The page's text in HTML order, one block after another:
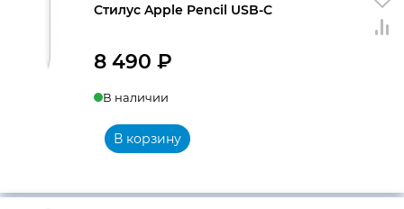
Стилус Apple Pencil USB-C
8 490 ₽
В наличии
В корзину